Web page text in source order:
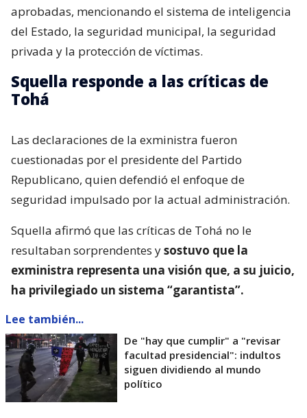
aprobadas, mencionando el sistema de inteligencia
del Estado, la seguridad municipal, la seguridad
privada y la protección de víctimas.
Squella responde a las críticas de
Tohá
Las declaraciones de la exministra fueron
cuestionadas por el presidente del Partido
Republicano, quien defendió el enfoque de
seguridad impulsado por la actual administración.
Squella afirmó que las críticas de Tohá no le
resultaban sorprendentes ysostuvo que la
exministra representa una visión que, a su juicio,
ha privilegiado un sistema “garantista”.
Lee también...
De "hay que cumplir" a "revisar
facultad presidencial": indultos
siguen dividiendo al mundo
político